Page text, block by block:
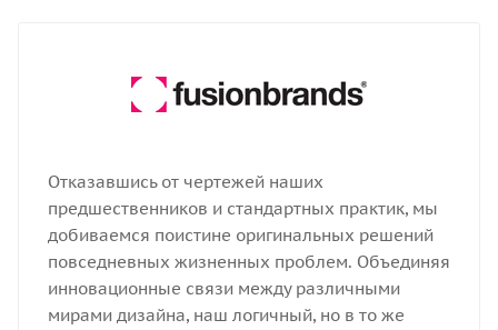
Отказавшись от чертежей наших
предшественников и стандартных практик, мы
добиваемся поистине оригинальных решений
повседневных жизненных проблем. Объединяя
инновационные связи между различными
мирами дизайна, наш логичный, но в то же